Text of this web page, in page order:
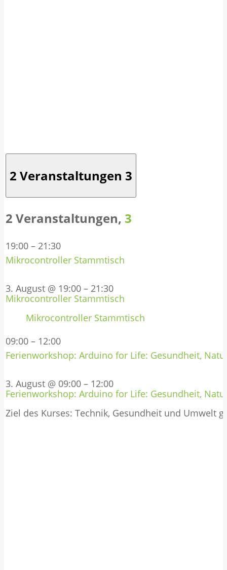
2 Veranstaltungen 3
2 Veranstaltungen, 3
19:00 – 21:30
Mikrocontroller Stammtisch
3. August @ 19:00 – 21:30
Mikrocontroller Stammtisch
Mikrocontroller Stammtisch
09:00 – 12:00
Ferienworkshop: Arduino for Life: Gesundheit,
3. August @ 09:00 – 12:00
Ferienworkshop: Arduino for Life: Gesundheit,
Ziel des Kurses: Technik, Gesundheit und Umwelt